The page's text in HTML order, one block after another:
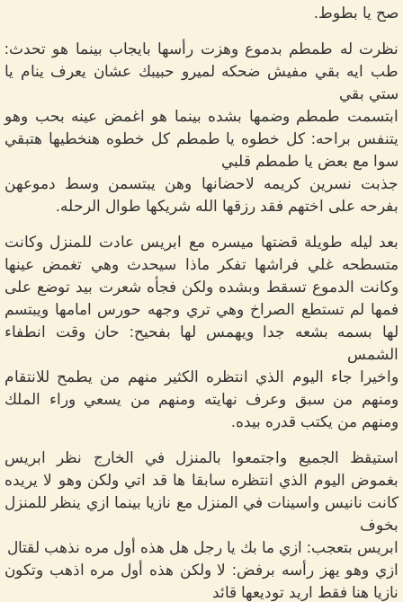
صح يا بطوط.
نظرت له طمطم بدموع وهزت رأسها بايجاب بينما هو تحدث:
طب ايه بقي مفيش ضحكه لميرو حبيبك عشان يعرف ينام يا
ستي بقي
ابتسمت طمطم وضمها بشده بينما هو اغمض عينه بحب وهو
يتنفس براحه: كل خطوه يا طمطم كل خطوه هنخطيها هتبقي
سوا مع بعض يا طمطم قلبي
جذبت نسرين كريمه لاحضانها وهن يبتسمن وسط دموعهن
بفرحه على اختهم فقد رزقها الله شريكها طوال الرحله.
بعد ليله طويلة قضتها ميسره مع ابريس عادت للمنزل وكانت
متسطحه غلي فراشها تفكر ماذا سيحدث وهي تغمض عينها
وكانت الدموع تسقط وبشده ولكن فجأه شعرت بيد توضع على
فمها لم تستطع الصراخ وهي تري وجهه حورس امامها ويبتسم
لها بسمه بشعه جدا ويهمس لها بفحيح: حان وقت انطفاء
الشمس
واخيرا جاء اليوم الذي انتظره الكثير منهم من يطمح للانتقام
ومنهم من سبق وعرف نهايته ومنهم من يسعي وراء الملك
ومنهم من يكتب قدره بيده.
استيقظ الجميع واجتمعوا بالمنزل في الخارج نظر ابريس
بغموض اليوم الذي انتظره سابقا ها قد اتي ولكن وهو لا يريده
كانت نانيس واسينات في المنزل مع نازيا بينما ازي ينظر للمنزل
بخوف
ابريس بتعجب: ازي ما بك يا رجل هل هذه أول مره نذهب لقتال
ازي وهو يهز رأسه برفض: لا ولكن هذه أول مره اذهب وتكون
نازيا هنا فقط اريد توديعها قائد